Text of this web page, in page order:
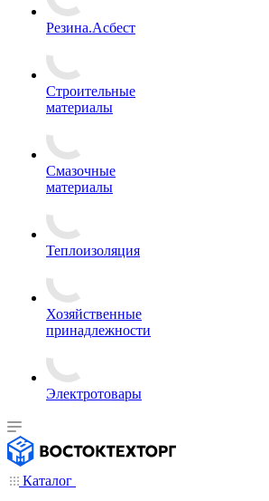
Резина.Асбест
Строительные
материалы
Смазочные
материалы
Теплоизоляция
Хозяйственные
принадлежности
Электротовары
Каталог